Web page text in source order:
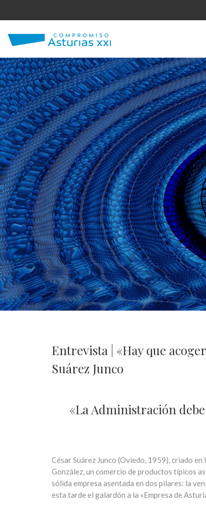
Entrevista | «Hay que
Suárez Junco
«La Administración
César Suárez Junco (Oviedo, 1959), criado
González, un comercio de productos típicos
sólida empresa asentada en dos pilares: la
esta tarde el galardón a la «Empresa de